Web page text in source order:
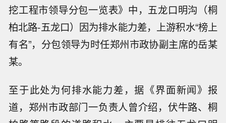
挖工程市领导分包一览表》中，五龙口明沟（桐
柏北路-五龙口）因为排水能力差，上游积水“榜上
有名”，分包领导为时任郑州市政协副主席的岳某
某。
至于此处为何排水能力差，据《界面新闻》报
道，郑州市政部门一负责人曾介绍，伏牛路、桐